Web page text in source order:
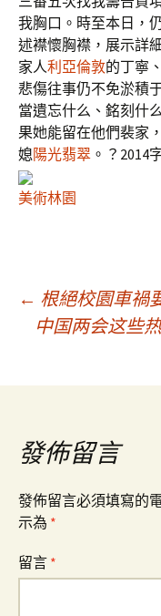
我胸口。時至本日，
述襟懷胸襟，展示詳
家人利亞倫敦的丁寧
悲傷往事仍不免淤積
當遺忘什么、銘刻什
果她能留在他們裴家
媳陽光翡翠 。？ 2014
美術林園
文
導
覽
← 根絕校園車禍
中国两会这些
發佈留言
發佈留言必須填寫的
示為 *
留言 *